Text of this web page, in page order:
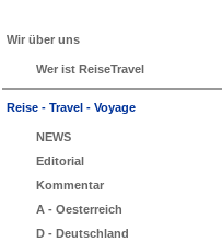
Wir über uns
Wer ist ReiseTravel
Reise - Travel - Voyage
NEWS
Editorial
Kommentar
A - Oesterreich
D - Deutschland